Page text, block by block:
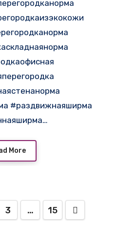
#раздвижнаяширма
More
3 … 15